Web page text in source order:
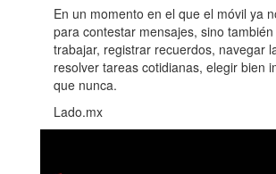
En un momento en el que el móvil ya
para contestar mensajes, sino
trabajar, registrar recuerdos, navegar
resolver tareas cotidianas, elegir bien
que nunca.
Lado.mx